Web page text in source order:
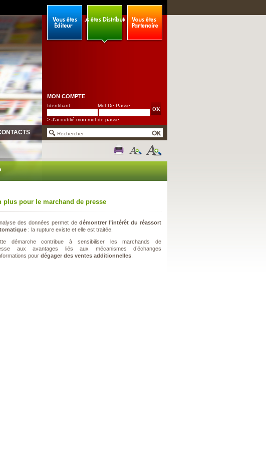
MON COMPTE
Identifiant Mot De Passe
> J'ai oublié mon mot de passe
plus pour le marchand de presse
des données permet de démontrer l’intérêt du réassort
: la rupture existe et elle est traitée.
démarche contribue à sensibiliser les marchands de
aux avantages liés aux mécanismes d’échanges
pour dégager des ventes additionnelles.